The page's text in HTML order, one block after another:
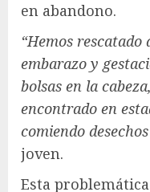
en abandono.
“Hemos rescatado
embarazo y
bolsas en la
encontrado en
comiendo
joven.
Esta